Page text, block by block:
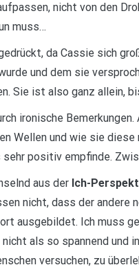
nicht von den
muss…
da Cassie sich
und dem sie
Sie ist also ganz allein,
ironische Bemerkungen.
Wellen und wie sie
positiv empfinde.
aus der Ich-
nicht, dass der andere
ausgebildet. Ich muss
nicht als so spannend
versuchen, zu